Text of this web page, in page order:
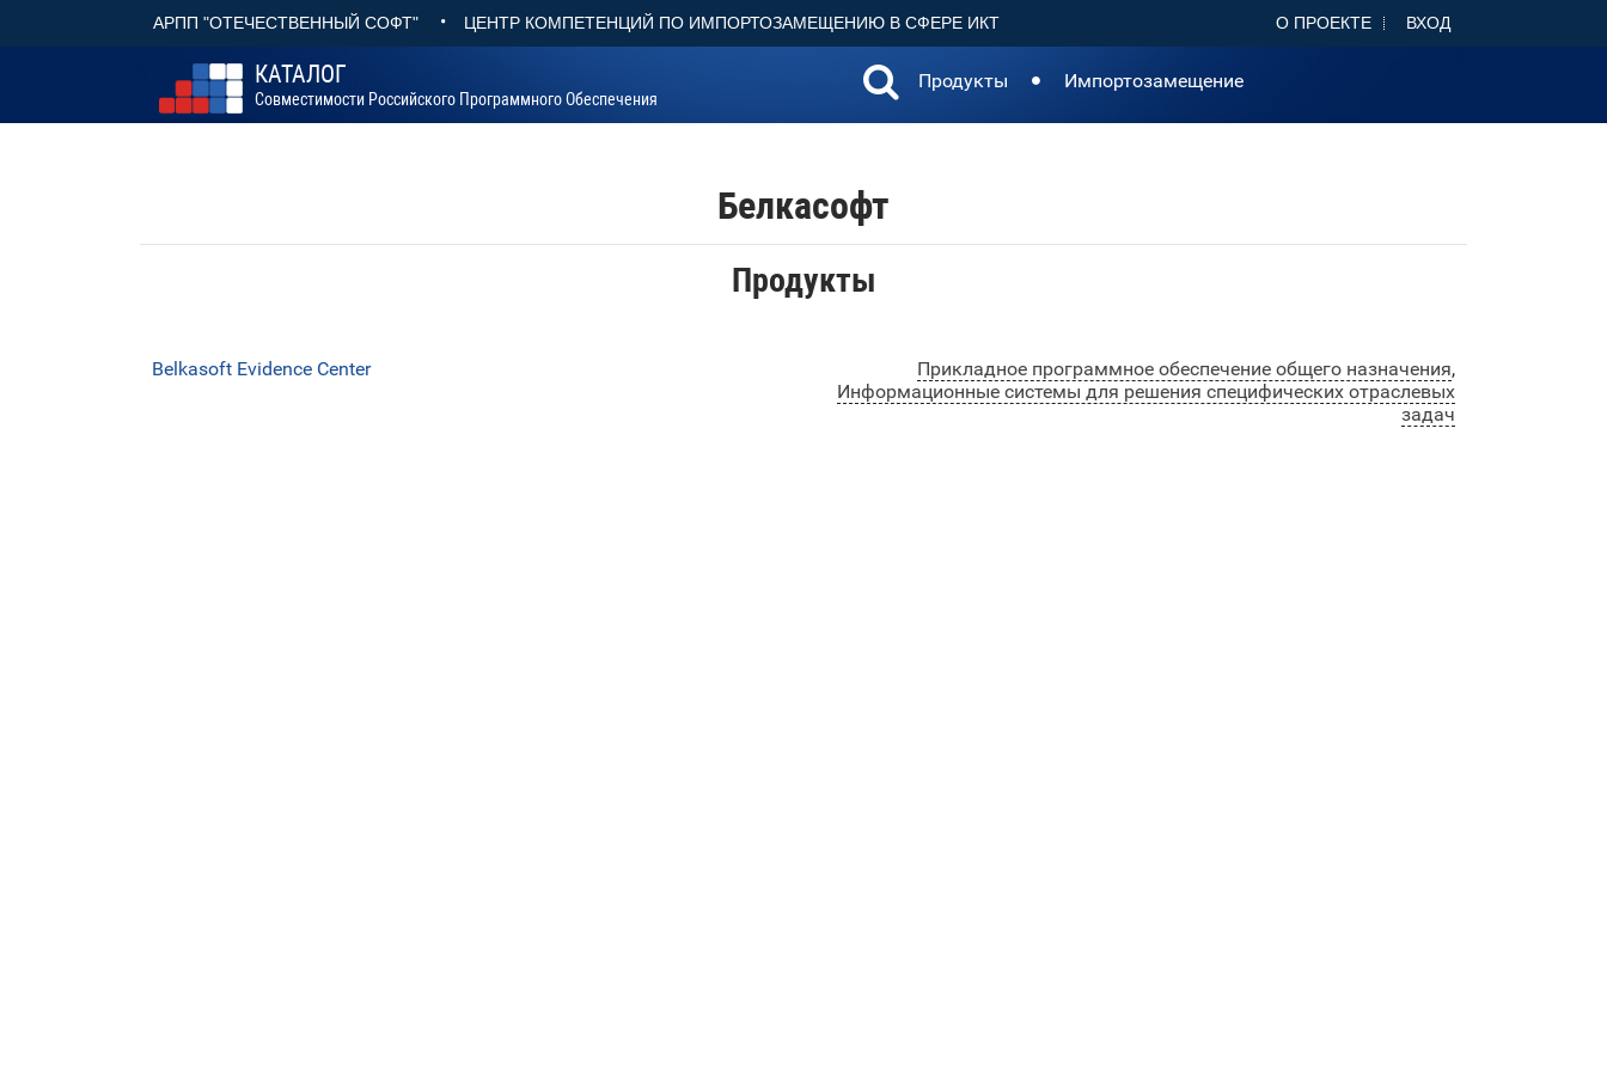
АРПП "ОТЕЧЕСТВЕННЫЙ СОФТ" • ЦЕНТР КОМПЕТЕНЦИЙ ПО ИМПОРТОЗАМЕЩЕНИЮ В СФЕРЕ ИКТ О ПРОЕКТЕ ВХОД
КАТАЛОГ
Совместимости Российского Программного Обеспечения
Продукты Импортозамещение
Белкасофт
Продукты
Belkasoft Evidence Center Прикладное программное обеспечение общего назначения,
Информационные системы для решения специфических отраслевых
задач